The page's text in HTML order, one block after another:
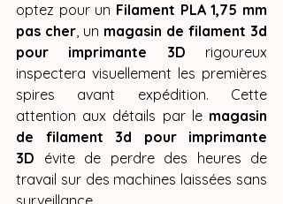
optez pour un Filament PLA 1,75 mm
pas cher, un magasin de filament 3d
pour imprimante 3D rigoureux
inspectera visuellement les premières
spires avant expédition. Cette
attention aux détails par le magasin
de filament 3d pour imprimante
3D évite de perdre des heures de
travail sur des machines laissées sans